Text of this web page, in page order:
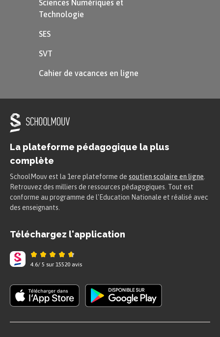
solide.
À l’aide des tableaux, déterminez la nature
Sciences Numériques et
Technologie
SES
SVT
Cahier de vacances en ligne
La plateforme pédagogique la plus
complète
SchoolMouv est la 1ere plateforme de soutien scolaire en ligne
Retrouvez des milliers de ressources pédagogiques. Tout est
conforme au programme de l'Education Nationale et réalisé avec
des enseignants.
Téléchargez l'application
4.6/ 5 sur 15520 avis